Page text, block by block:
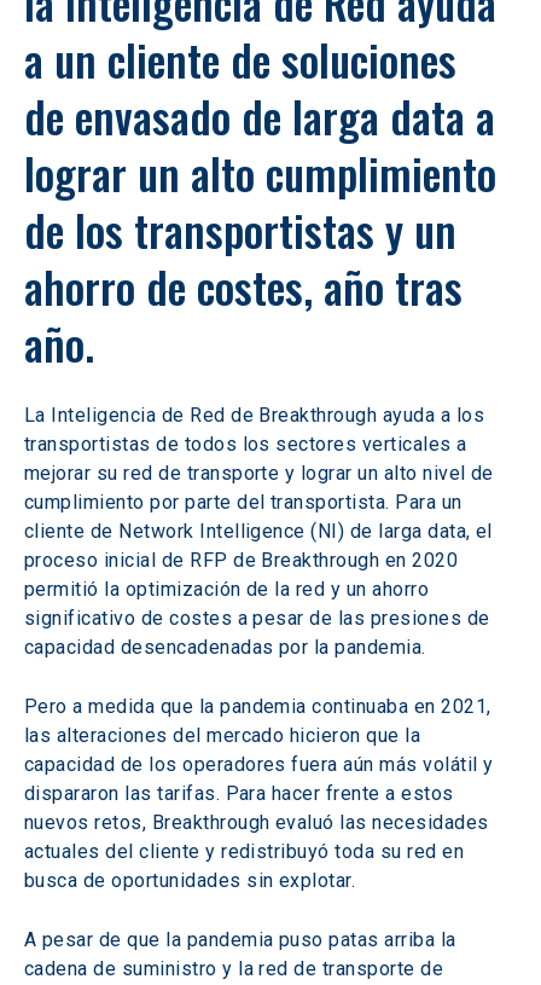
a un cliente de soluciones
de envasado de larga data a
lograr un alto cumplimiento
de los transportistas y un
ahorro de costes, año tras
año.
La Inteligencia de Red de Breakthrough ayuda a los
transportistas de todos los sectores verticales a
mejorar su red de transporte y lograr un alto nivel de
cumplimiento por parte del transportista. Para un
cliente de Network Intelligence (NI) de larga data, el
proceso inicial de RFP de Breakthrough en 2020
permitió la optimización de la red y un ahorro
significativo de costes a pesar de las presiones de
capacidad desencadenadas por la pandemia.
Pero a medida que la pandemia continuaba en 2021,
las alteraciones del mercado hicieron que la
capacidad de los operadores fuera aún más volátil y
dispararon las tarifas. Para hacer frente a estos
nuevos retos, Breakthrough evaluó las necesidades
actuales del cliente y redistribuyó toda su red en
busca de oportunidades sin explotar.
A pesar de que la pandemia puso patas arriba la
cadena de suministro y la red de transporte de